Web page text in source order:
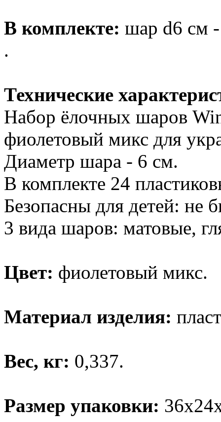
В комплекте: шар d6 см
.
Технические
Набор ёлочных шаров
фиолетовый микс для
Диаметр шара - 6 см.
В комплекте 24
Безопасны для детей: не
3 вида шаров: матовые,
Цвет: фиолетовый микс.
Материал изделия:
Вес, кг: 0,337.
Размер упаковки: